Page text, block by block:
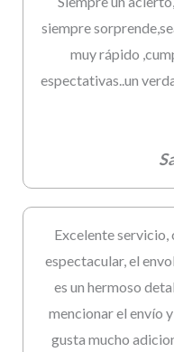
siempre
muy rápido
espectativas..un
Excelente
espectacular, el
es un hermoso
mencionar el envío
gusta mucho